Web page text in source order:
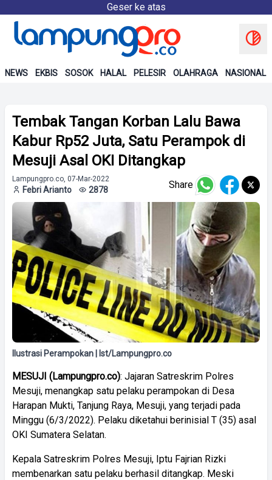
Geser ke atas
NEWS EKBIS SOSOK HALAL PELESIR OLAHRAGA NASIONAL
Tembak Tangan Korban Lalu Bawa
Kabur Rp52 Juta, Satu Perampok di
Mesuji Asal OKI Ditangkap
Lampungpro.co, 07-Mar-2022
Febri Arianto 2878 Share
Ilustrasi Perampokan | Ist/Lampungpro.co
MESUJI (Lampungpro.co): Jajaran Satreskrim Polres
Mesuji, menangkap satu pelaku perampokan di Desa
Harapan Mukti, Tanjung Raya, Mesuji, yang terjadi pada
Minggu (6/3/2022). Pelaku diketahui berinisial T (35) asal
OKI Sumatera Selatan.
Kepala Satreskrim Polres Mesuji, Iptu Fajrian Rizki
membenarkan satu pelaku berhasil ditangkap. Meski